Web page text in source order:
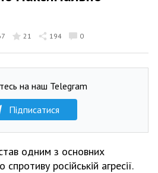
21 194 0
на наш Telegram
Підписатися
одним з основних
спротиву російській агресії.